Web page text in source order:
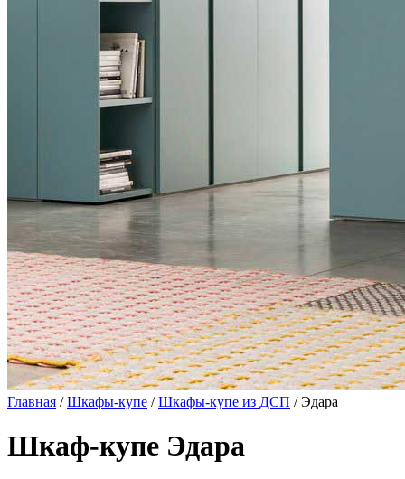
Главная /Шкафы-купе /Шкафы-купе из ДСП / Эдара
Шкаф-купе Эдара